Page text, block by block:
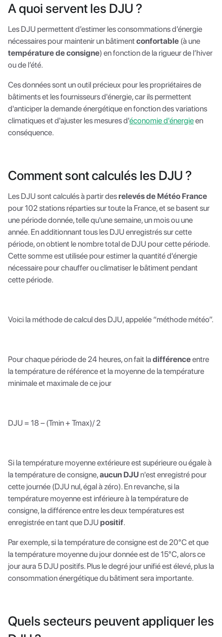
A quoi servent les DJU ?
Les DJU permettent d’estimer les consommations d’énergie
nécessaires pour maintenir un bâtimentconfortable (à une
température de consigne) en fonction de la rigueur de l’hiver
ou de l’été.
Ces données sont un outil précieux pour les propriétaires de
bâtiments et les fournisseurs d'énergie, car ils permettent
d'anticiper la demande énergétique en fonction des variations
climatiques et d'ajuster les mesures d'économie d'énergieen
conséquence.
Comment sont calculés les DJU ?
Les DJU sont calculés à partir desrelevés de Météo France
pour 102 stations réparties sur toute la France, et se basent sur
une période donnée, telle qu'une semaine, un mois ou une
année. En additionnant tous les DJU enregistrés sur cette
période, on obtient le nombre total de DJU pour cette période.
Cette somme est utilisée pour estimer la quantité d'énergie
nécessaire pour chauffer ou climatiser le bâtiment pendant
cette période.
Voici la méthode de calcul des DJU, appelée “méthode météo”.
Pour chaque période de 24 heures, on fait ladifférenceentre
la température de référence et la moyenne de la température
minimale et maximale de ce jour
DJU = 18 – (Tmin + Tmax)/ 2
Si la température moyenne extérieure est supérieure ou égale à
la température de consigne,aucun DJU n'est enregistré pour
cette journée (DJU nul, égal à zéro). En revanche, si la
température moyenne est inférieure à la température de
consigne, la différence entre les deux températures est
enregistrée en tant que DJU positif.
Par exemple, si la température de consigne est de 20°C et que
la température moyenne du jour donnée est de 15°C, alors ce
jour aura 5 DJU positifs. Plus le degré jour unifié est élevé, plus la
consommation énergétique du bâtiment sera importante.
Quels secteurs peuvent appliquer les